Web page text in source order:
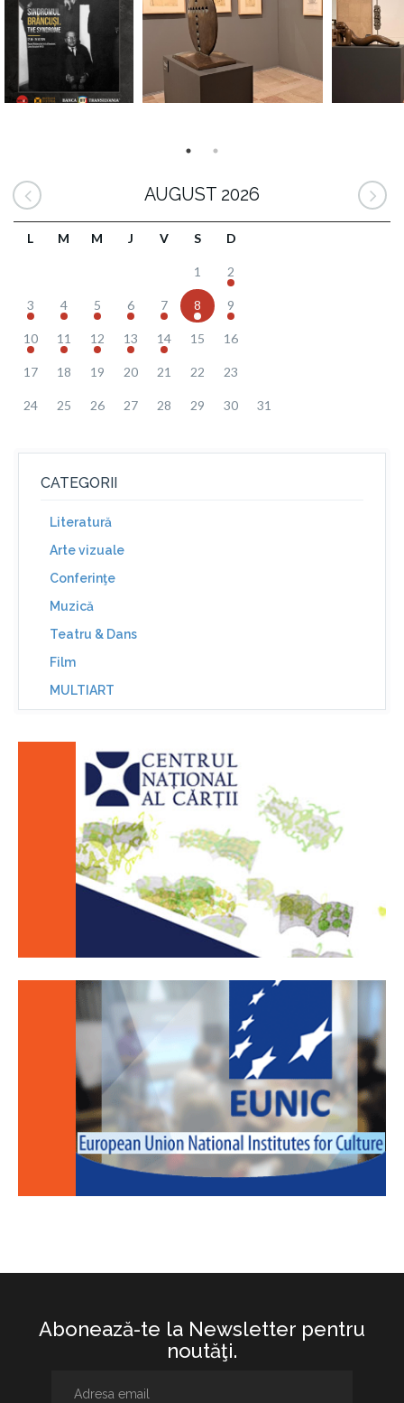
AUGUST 2026
L M M J V S D
1 2
3 4 5 6 7 8 9
10 11 12 13 14 15 16
17 18 19 20 21 22 23
24 25 26 27 28 29 30 31
CATEGORII
Literatură
Arte vizuale
Conferinţe
Muzică
Teatru & Dans
Film
MULTIART
Abonează-te la Newsletter pentru
noutăţi.